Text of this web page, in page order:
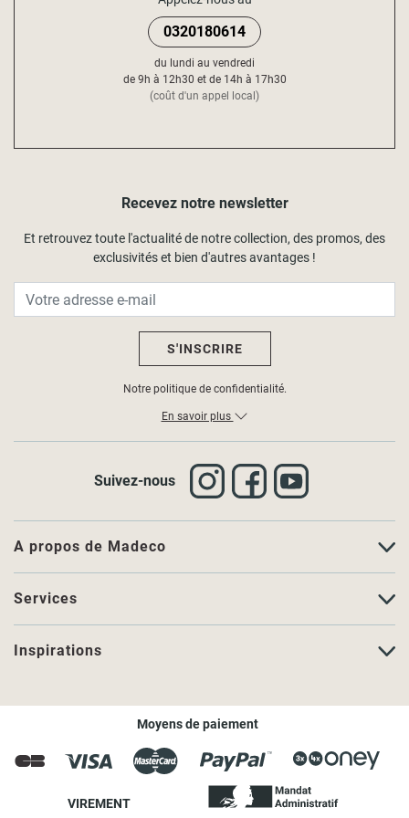
tringle à rideaux.
A propos de Madeco
Services
Inspirations
Recevez notre newsletter
Et retrouvez toute l'actualité de notre collection, des promos, des
exclusivités et bien d'autres avantages !
S'INSCRIRE
Notre politique de confidentialité.
En savoir plus
Suivez-nous
0320180614
du lundi au vendredi
de 9h à 12h30 et de 14h à 17h30
(coût d'un appel local)
Moyens de paiement
VIREMENT